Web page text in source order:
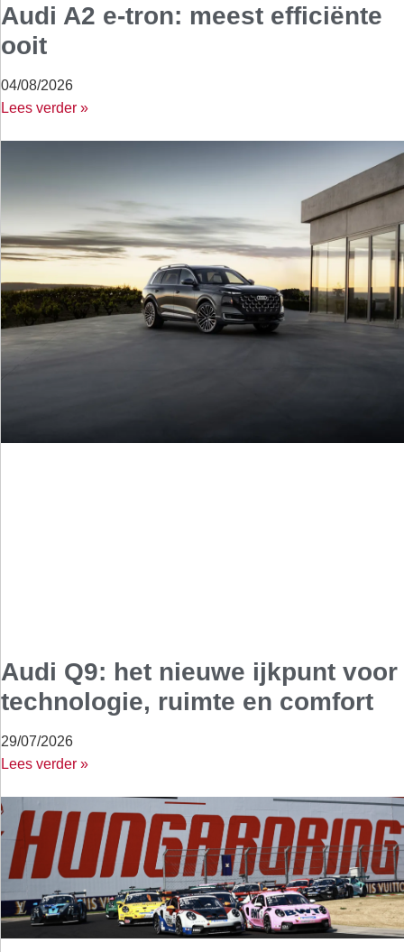
Audi A2 e-tron: meest efficiënte
ooit
04/08/2026
Lees verder »
Audi Q9: het nieuwe ijkpunt voor
technologie, ruimte en comfort
29/07/2026
Lees verder »